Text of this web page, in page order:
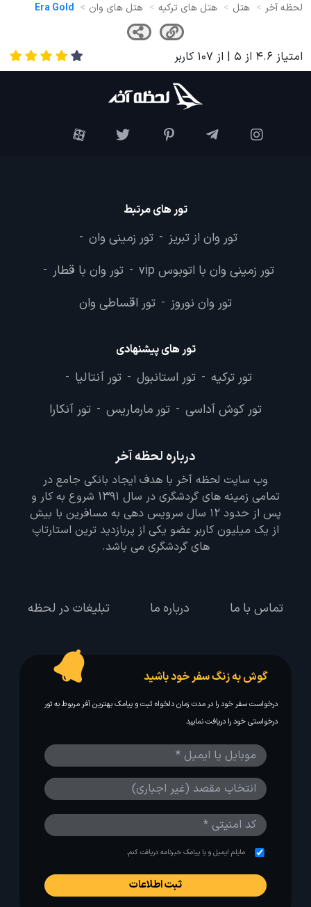
لحظه آخر هتل هتل های ترکیه هتل های وان Era Gold
امتیاز 4.6 از 5 | از 107 کاربر
تور های مرتبط
تور وان از تبریز - تور زمینی وان -
تور زمینی وان با اتوبوس vip - تور وان با قطار -
تور وان نوروز - تور اقساطی وان
تور های پیشنهادی
تور ترکیه - تور استانبول - تور آنتالیا -
تور کوش آداسی - تور مارماریس - تور آنکارا
درباره لحظه آخر
وب سایت لحظه آخر با هدف ایجاد بانکی جامع در
تمامی زمینه های گردشگری در سال 1391 شروع به کار و
پس از حدود 12 سال سرویس دهی به مسافرین با بیش
از یک میلیون کاربر عضو یکی از پربازدید ترین استارتاپ
های گردشگری می باشد.
تماس با ما درباره ما تبلیغات در لحظه
گوش به زنگ سفر خود باشید
درخواست سفر خود را در مدت زمان دلخواه ثبت و پیامک بهترین آفر مربوط به تور
درخواستی خود را دریافت نمایید
مایلم ایمیل و یا پیامک خبرنامه دریافت کنم.